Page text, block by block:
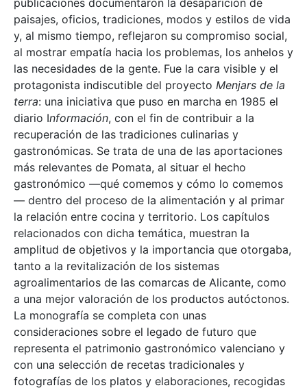
publicaciones documentaron la desaparición de
paisajes, oficios, tradiciones, modos y estilos de vida
y, al mismo tiempo, reflejaron su compromiso social,
al mostrar empatía hacia los problemas, los anhelos y
las necesidades de la gente. Fue la cara visible y el
protagonista indiscutible del proyecto Menjars de la
terra: una iniciativa que puso en marcha en 1985 el
diario Información, con el fin de contribuir a la
recuperación de las tradiciones culinarias y
gastronómicas. Se trata de una de las aportaciones
más relevantes de Pomata, al situar el hecho
gastronómico —qué comemos y cómo lo comemos
— dentro del proceso de la alimentación y al primar
la relación entre cocina y territorio. Los capítulos
relacionados con dicha temática, muestran la
amplitud de objetivos y la importancia que otorgaba,
tanto a la revitalización de los sistemas
agroalimentarios de las comarcas de Alicante, como
a una mejor valoración de los productos autóctonos.
La monografía se completa con unas
consideraciones sobre el legado de futuro que
representa el patrimonio gastronómico valenciano y
con una selección de recetas tradicionales y
fotografías de los platos y elaboraciones, recogidas